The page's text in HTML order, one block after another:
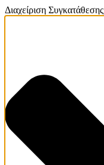
Διαχείριση Συγκατάθεσης